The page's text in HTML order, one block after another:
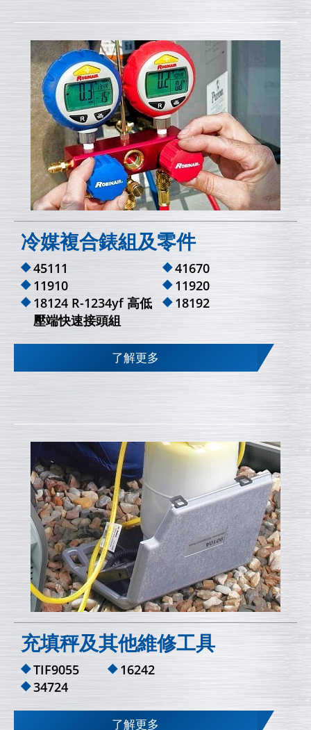
冷媒複合錶組及零件
45111
41670
11910
11920
18124 R-1234yf 高低
壓端快速接頭組
18192
了解更多
充填秤及其他維修工具
TIF9055
16242
34724
了解更多